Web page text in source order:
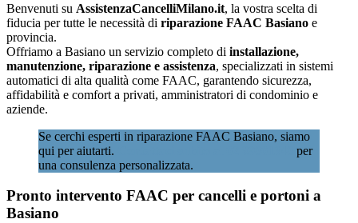
Benvenuti su AssistenzaCancelliMilano.it, la vostra scelta di
fiducia per tutte le necessità di riparazione FAAC Basiano e
provincia.
Offriamo a Basiano un servizio completo di installazione,
manutenzione, riparazione e assistenza, specializzati in sistemi
automatici di alta qualità come FAAC, garantendo sicurezza,
affidabilità e comfort a privati, amministratori di condominio e
aziende.
Se cerchi esperti in riparazione FAAC Basiano, siamo
qui per aiutarti.
per
una consulenza personalizzata.
Pronto intervento FAAC per cancelli e portoni a
Basiano